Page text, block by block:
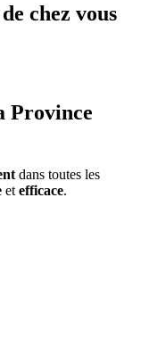
chez vous
Province
dans toutes les
et efficace.